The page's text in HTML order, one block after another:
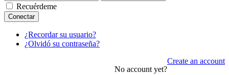
Recuérdeme
Conectar
¿Recordar su usuario?
¿Olvidó su contraseña?
No account yet?
Create an account